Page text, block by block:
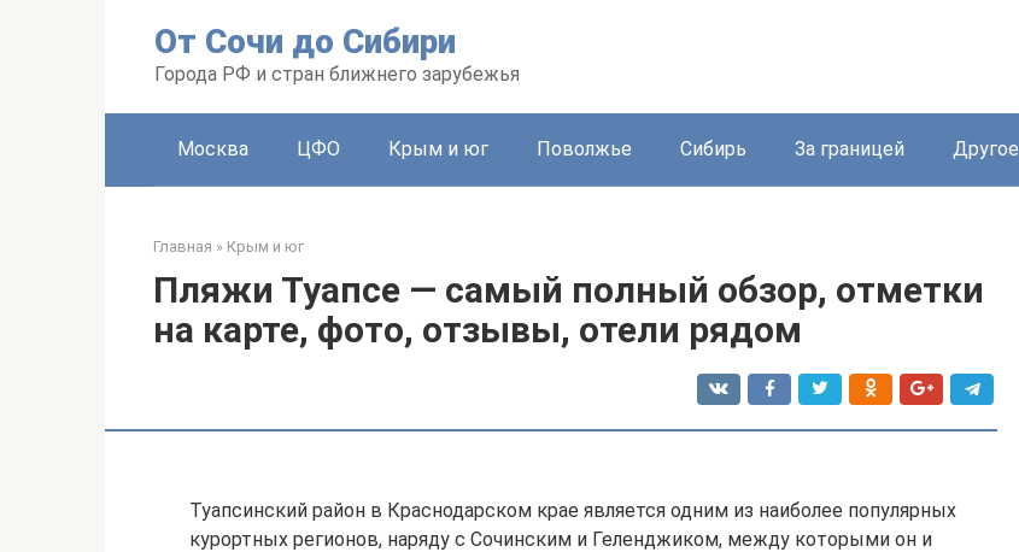
От Сочи до Сибири
Города РФ и стран ближнего зарубежья
Москва ЦФО Крым и юг Поволжье Сибирь За границей Другое
Главная » Крым и юг
Пляжи Туапсе — самый полный обзор, отметки
на карте, фото, отзывы, отели рядом
Туапсинский район в Краснодарском крае является одним из наиболее популярных
курортных регионов, наряду с Сочинским и Геленджиком, между которыми он и